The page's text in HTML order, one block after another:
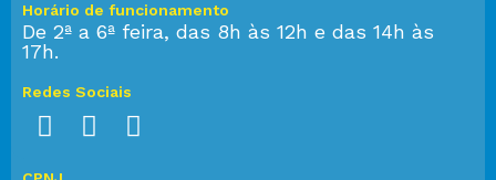
Horário de funcionamento
De 2ª a 6ª feira, das 8h às 12h e das 14h às
17h.
Redes Sociais